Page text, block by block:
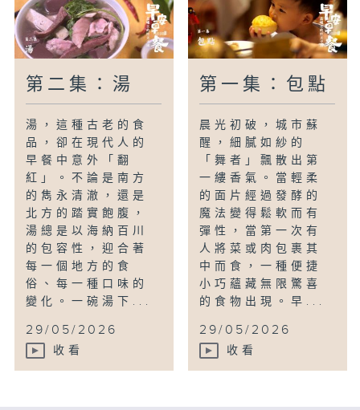
第二集：湯
湯，這種古老的食
品，卻在現代人的
早餐中意外「翻
紅」。不論是南方
的雋永清澈，還是
北方的踏實飽腹，
湯總是以海納百川
的包容性，迎合著
每一個地方的食
俗、每一種口味的
變化。一碗湯下...
29/05/2026
收看
第一集：包點
晨光初破，城市蘇
醒，細膩如紗的
「舞者」飄散出第
一縷香氣。當輕柔
的面片經過發酵的
魔法變得鬆軟而有
彈性，當第一次有
人將菜或肉包裹其
中而食，一種便捷
小巧蘊藏無限驚喜
的食物出現。早...
29/05/2026
收看